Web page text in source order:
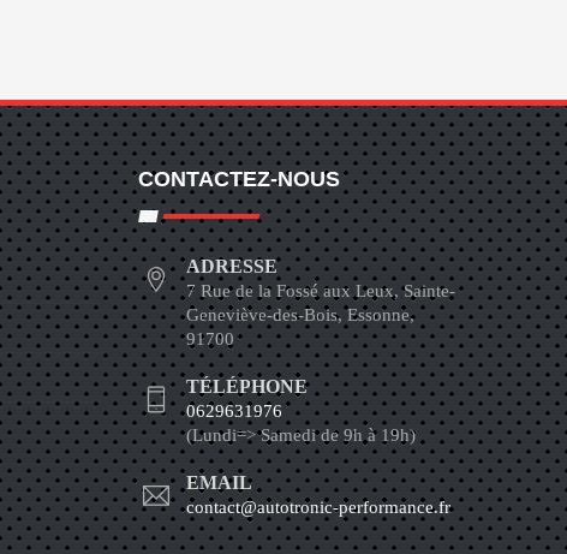
CONTACTEZ-NOUS
ADRESSE
7 Rue de la Fossé aux Leux, Sainte-
Geneviève-des-Bois, Essonne,
91700
TÉLÉPHONE
0629631976
(Lundi=> Samedi de 9h à 19h)
EMAIL
contact@autotronic-performance.fr